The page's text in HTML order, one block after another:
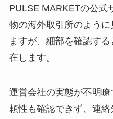
PULSE MARKETの公式
物の海外取引所のよう
ますが、細部を確認す
在します。
運営会社の実態が不明
頼性も確認できず、連絡